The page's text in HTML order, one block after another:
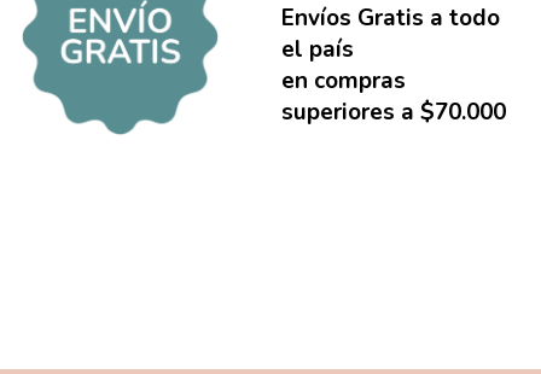
Envíos Gratis a todo
el país
en compras
superiores a $70.000